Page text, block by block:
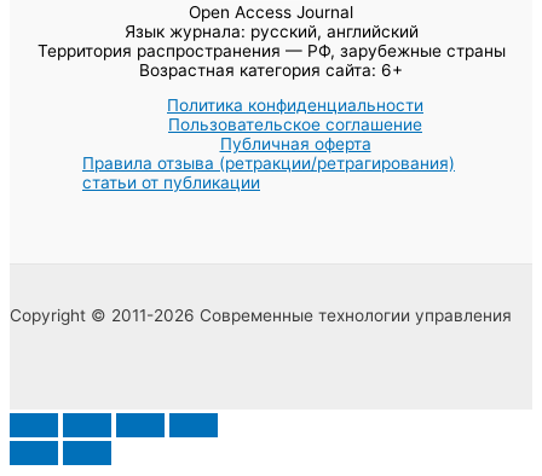
Open Access Journal
Язык журнала: русский, английский
Территория распространения — РФ, зарубежные страны
Возрастная категория сайта: 6+
Политика конфиденциальности
Пользовательское соглашение
Публичная оферта
Правила отзыва (ретракции/ретрагирования)
статьи от публикации
Copyright © 2011-2026 Современные технологии управления